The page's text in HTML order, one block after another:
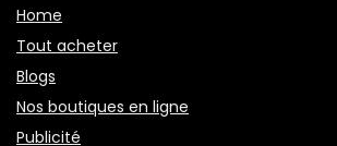
Home
Tout acheter
Blogs
Nos boutiques en ligne
Publicité